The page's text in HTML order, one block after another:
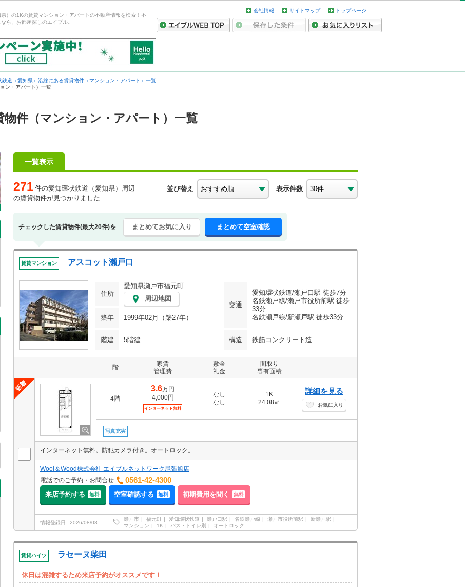
）の1Kの賃貸マンション・アパートの不動産情報を検索！不
ら、お部屋探しのエイブル。
会社情報 サイトマップ トップページ
鉄道（愛知県）沿線にある賃貸物件（マンション・アパート）一覧
ン・アパート）一覧
物件（マンション・アパート）一覧
一覧表示
271 件の愛知環状鉄道（愛知県）周辺
の賃貸物件が見つかりました
並び替え 表示件数
チェックした賃貸物件(最大20件)を まとめてお気に入り まとめて空室確認
賃貸マンション アスコット瀬戸口
住所
愛知県瀬戸市福元町
周辺地図
交通
愛知環状鉄道/瀬戸口駅 徒歩7分
名鉄瀬戸線/瀬戸市役所前駅 徒歩
33分
名鉄瀬戸線/新瀬戸駅 徒歩33分
築年 1999年02月（築27年）
階建 5階建 構造 鉄筋コンクリート造
階
家賃
管理費
敷金
礼金
間取り
専有面積
4階
3.6万円
4,000円
インターネット無料
なし
なし
1K
24.08㎡
詳細を見る
お気に入り
写真充実
インターネット無料。防犯カメラ付き。オートロック。
Wool＆Wood株式会社 エイブルネットワーク尾張旭店
電話でのご予約・お問合せ
0561-42-4300
来店予約する 無料 空室確認する 無料 初期費用を聞く 無料
情報登録日 2026/08/08
瀬戸市 福元町 愛知環状鉄道 瀬戸口駅 名鉄瀬戸線 瀬戸市役所前駅
新瀬戸駅
マンション
1K バス・トイレ別 オートロック
賃貸ハイツ ラセーヌ柴田
休日は混雑するため来店予約がオススメです！